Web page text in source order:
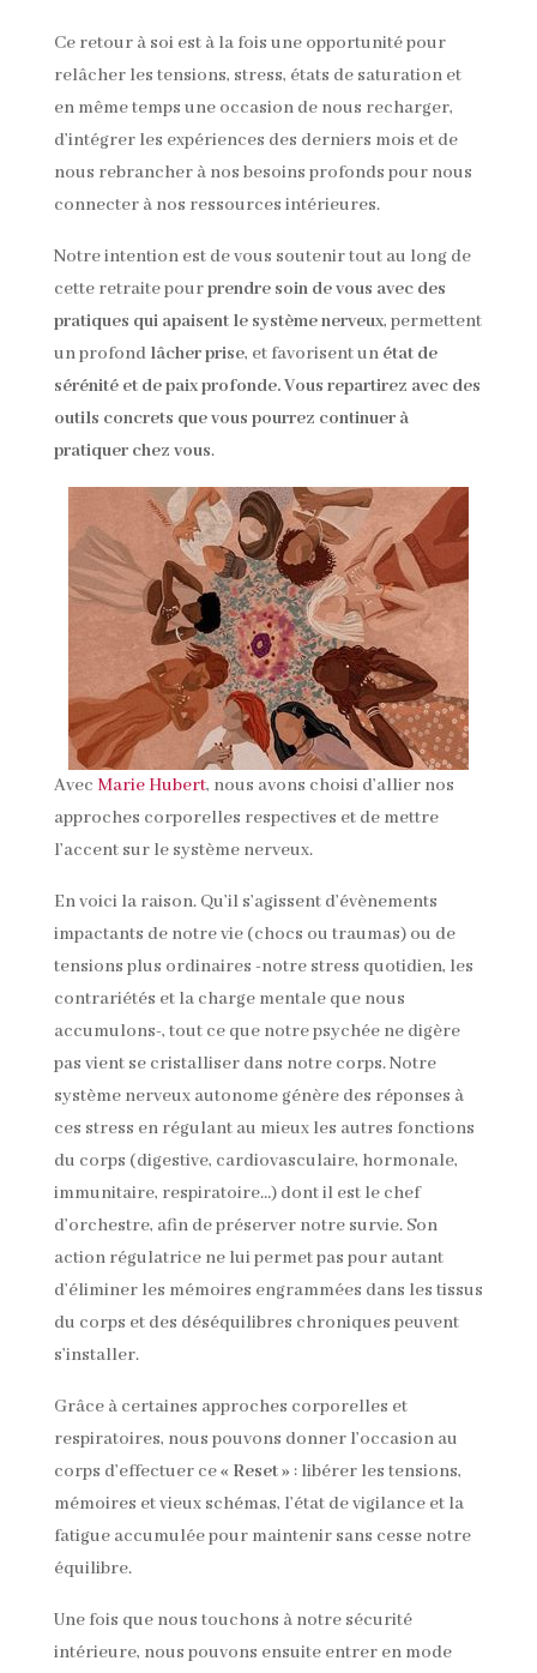
Ce retour à soi est à la fois une opportunité pour
relâcher les tensions, stress, états de saturation et
en même temps une occasion de nous recharger,
d’intégrer les expériences des derniers mois et de
nous rebrancher à nos besoins profonds pour nous
connecter à nos ressources intérieures.
Notre intention est de vous soutenir tout au long de
cette retraite pourprendre soin de vous avec des
pratiques qui apaisent le système nerveux, permettent
un profond lâcher prise, et favorisent un état de
sérénité et de paix profonde. Vous repartirez avec des
outils concrets que vous pourrez continuer à
pratiquer chez vous.
Avec Marie Hubert, nous avons choisi d’allier nos
approches corporelles respectives et de mettre
l’accent sur le système nerveux.
En voici la raison. Qu’il s’agissent d’évènements
impactants de notre vie (chocs ou traumas) ou de
tensions plus ordinaires -notre stress quotidien, les
contrariétés et la charge mentale que nous
accumulons-, tout ce que notre psychée ne digère
pas vient se cristalliser dans notre corps. Notre
système nerveux autonome génère des réponses à
ces stress en régulant au mieux les autres fonctions
du corps (digestive, cardiovasculaire, hormonale,
immunitaire, respiratoire…) dont il est le chef
d’orchestre, afin de préserver notre survie. Son
action régulatrice ne lui permet pas pour autant
d’éliminer les mémoires engrammées dans les tissus
du corps et des déséquilibres chroniques peuvent
s’installer.
Grâce à certaines approches corporelles et
respiratoires, nous pouvons donner l’occasion au
corps d’effectuer ce« Reset » : libérer les tensions,
mémoires et vieux schémas, l’état de vigilance et la
fatigue accumulée pour maintenir sans cesse notre
équilibre.
Une fois que nous touchons à notre sécurité
intérieure, nous pouvons ensuite entrer en mode